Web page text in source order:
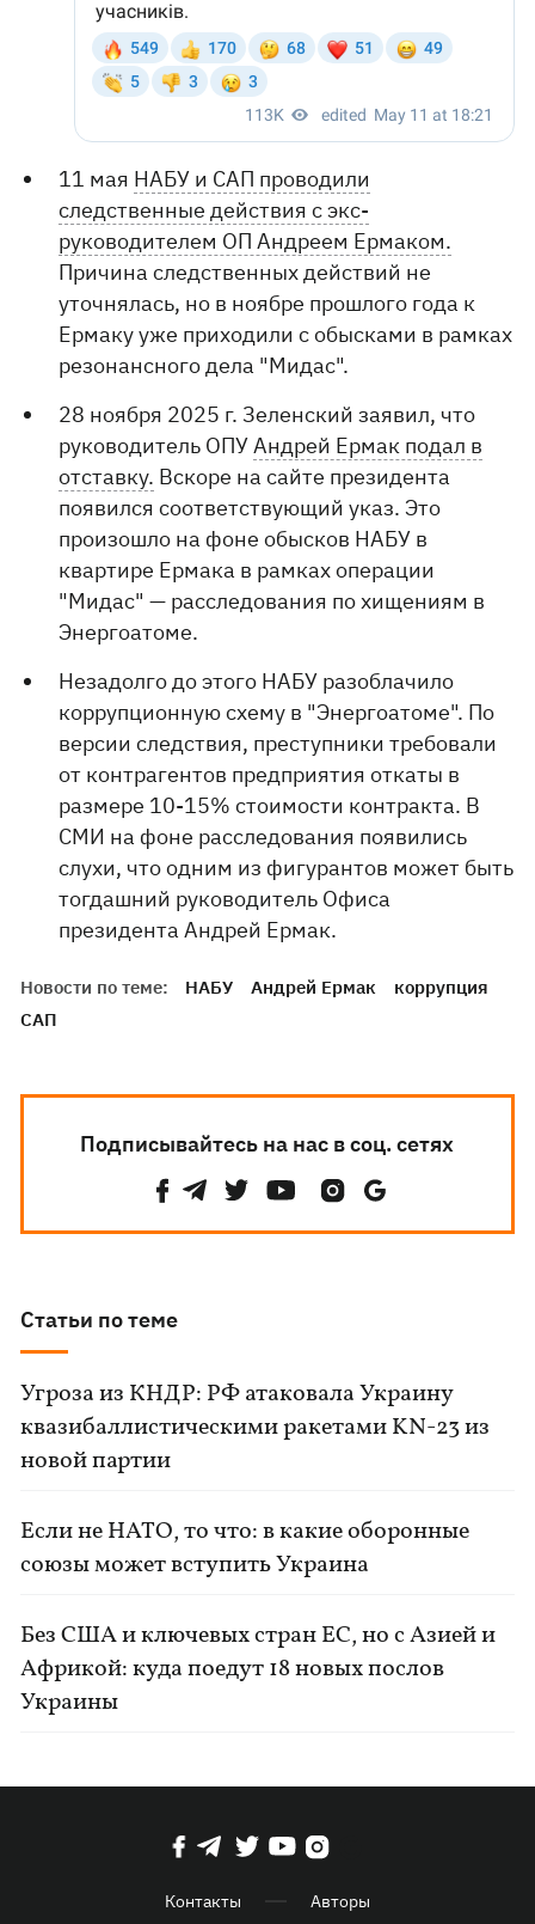
11 мая НАБУ и САП проводили
следственные действия с экс-
руководителем ОП Андреем Ермаком.
Причина следственных действий не
уточнялась, но в ноябре прошлого года к
Ермаку уже приходили с обысками в рамках
резонансного дела "Мидас".
28 ноября 2025 г. Зеленский заявил, что
руководитель ОПУАндрей Ермак подал в
отставку. Вскоре на сайте президента
появился соответствующий указ. Это
произошло на фоне обысков НАБУ в
квартире Ермака в рамках операции
"Мидас" — расследования по хищениям в
Энергоатоме.
Незадолго до этого НАБУ разоблачило
коррупционную схему в "Энергоатоме". По
версии следствия, преступники требовали
от контрагентов предприятия откаты в
размере 10-15% стоимости контракта. В
СМИ на фоне расследования появились
слухи, что одним из фигурантов может быть
тогдашний руководитель Офиса
президента Андрей Ермак.
Новости по теме: НАБУ Андрей Ермак
коррупция
САП
Подписывайтесь на нас в соц. сетях
Статьи по теме
Угроза из КНДР: РФ атаковала Украину
квазибаллистическими ракетами KN-23 из
новой партии
Если не НАТО, то что: в какие оборонные
союзы может вступить Украина
Без США и ключевых стран ЕС, но с Азией и
Африкой: куда поедут 18 новых послов
Украины
Контакты Авторы